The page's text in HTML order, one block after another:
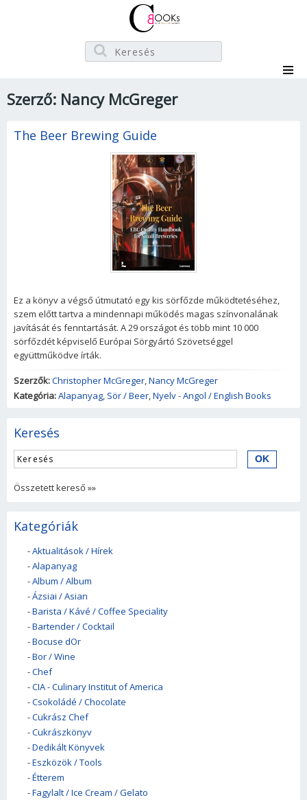
Szerző: Nancy McGreger
The Beer Brewing Guide
Ez a könyv a végső útmutató egy kis sörfőzde működtetéséhez,
szem előtt tartva a mindennapi működés magas színvonalának
javítását és fenntartását. A 29 országot és több mint 10 000
sörfőzdét képviselő Európai Sörgyártó Szövetséggel
együttműködve írták.
Szerzők:Christopher McGreger,Nancy McGreger
Kategória:Alapanyag, Sör / Beer,Nyelv - Angol / English Books
Keresés
Összetett kereső »»
Kategóriák
-Aktualitások / Hírek
-Alapanyag
-Album / Album
-Ázsiai / Asian
-Barista / Kávé / Coffee Speciality
-Bartender / Cocktail
-Bocuse dOr
-Bor / Wine
-Chef
-CIA - Culinary Institut of America
-Csokoládé / Chocolate
-Cukrász Chef
-Cukrászkönyv
-Dedikált Könyvek
-Eszközök / Tools
-Étterem
-Fagylalt / Ice Cream / Gelato